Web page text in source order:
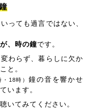
っても過言ではない、
、時の鐘です。
わらず、暮らしに欠か
と。
・18時）鐘の音を響かせ
います。
いてみてください。